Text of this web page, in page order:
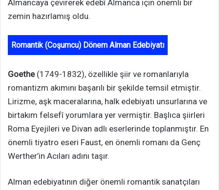
Almancaya çevirerek edebî Almanca için önemli bir
zemin hazırlamış oldu.
Romantik (Coşumcu) Dönem Alman Edebiyatı
Goethe(1749-1832), özellikle şiir ve romanlarıyla
romantizm akımını başarılı bir şekilde temsil etmiştir.
Lirizme, aşk maceralarına, halk edebiyatı unsurlarına ve
birtakım felsefî yorumlara yer vermiştir. Başlıca şiirleri
Roma Eyejileri ve Divan adlı eserlerinde toplanmıştır. En
önemli tiyatro eseri Faust, en önemli romanı da Genç
Werther’in Acıları adını taşır.
Alman edebiyatının diğer önemli romantik sanatçıları